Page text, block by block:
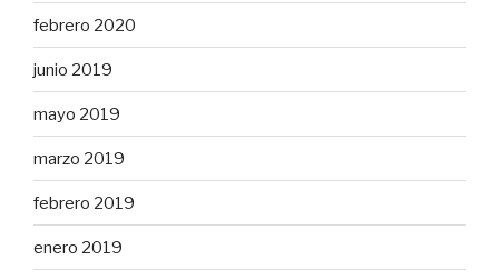
febrero 2020
junio 2019
mayo 2019
marzo 2019
febrero 2019
enero 2019